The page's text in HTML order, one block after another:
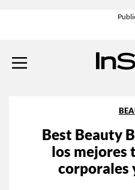
Best Beauty
los mejores
corporales